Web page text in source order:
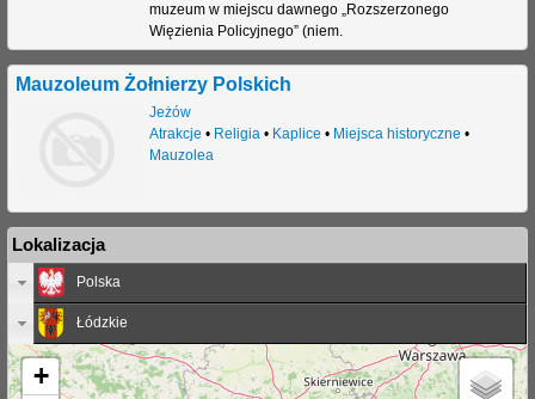
muzeum w miejscu dawnego „Rozszerzonego
Więzienia Policyjnego” (niem.
Mauzoleum Żołnierzy Polskich
Jeżów
Atrakcje • Religia• Kaplice • Miejsca historyczne •
Mauzolea
Lokalizacja
Polska
Łódzkie
+